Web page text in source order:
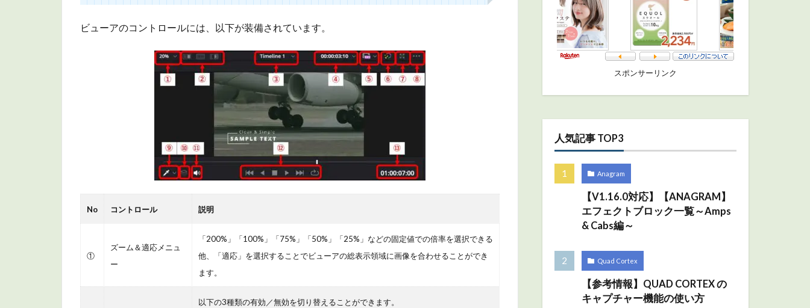
足
報
いて
タイ
ムコ
ード
ビューアのコントロールには、以下が装備されています。
No コントロール 説明
①
ズーム＆適応メニュ
ー
「200%」「100%」「75%」「50%」「25%」などの固定値での倍率を選択できる
他、「適応」を選択することでビューアの総表示領域に画像を合わせることができ
ます。
以下の3種類の有効／無効を切り替えることができます。
スポンサーリンク
人気記事 TOP3
Anagram
【V1.16.0対応】【ANAGRAM】
エフェクトブロック一覧～Amps
& Cabs編～
Quad Cortex
【参考情報】QUAD CORTEX の
キャプチャー機能の使い方